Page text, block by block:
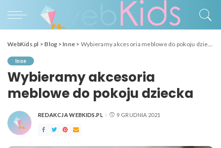
WebKids.pl >Blog >Inne > Wybieramy akcesoria meblowe do pokoju dziecka
Inne
Wybieramy akcesoria
meblowe do pokoju dziecka
POSTED
REDAKCJA WEBKIDS.PL 9 GRUDNIA 2021